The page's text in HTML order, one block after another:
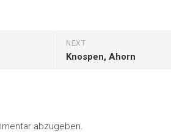
NEXT
Knospen, Ahorn
abzugeben.